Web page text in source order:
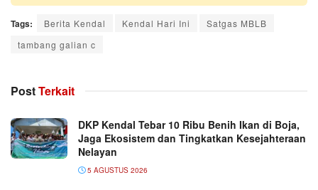
Tags: Berita Kendal Kendal Hari Ini
Satgas MBLB
tambang galian c
PostTerkait
DKP Kendal Tebar 10 Ribu Benih Ikan di Boja,
Jaga Ekosistem dan Tingkatkan Kesejahteraan
Nelayan
5 AGUSTUS 2026